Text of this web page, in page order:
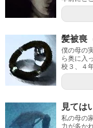
髪被喪
僕の母の
ら奥に入
校３、４
見ては
私の母の
力が多か